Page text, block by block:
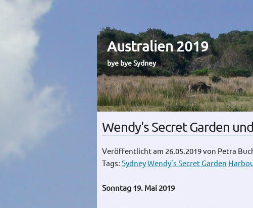
Australien 2019
bye bye Sydney
Wendy's Secret Garden
Veröffentlicht am 26.05.2019von Petra
Tags: Sydney Wendy's Secret Garden
Sonntag 19. Mai 2019